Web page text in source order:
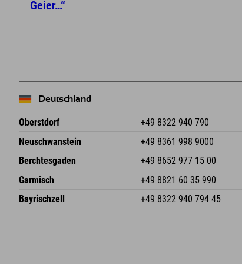
Geier…“
Deutschland
Oberstdorf +49 8322 940 790
An der Breitach 3
Deutschland
Adresse speichern
Buchen
Neuschwanstein +49 8361 998 9000
An der Riese 45
87484 Nesselwang im Allgäu
Deutschland
Adresse speichern
Buchen
Berchtesgaden +49 8652 977 15 00
Hofreitstr. 7
Deutschland
Adresse speichern
Buchen
Garmisch +49 8821 60 35 990
Frickenstraße 22
82490 Farchant
Adresse speichern
Bayrischzell +49 8322 940 794 45